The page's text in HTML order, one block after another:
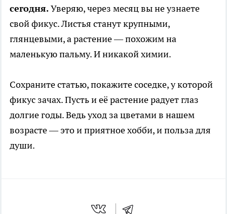
сегодня.Уверяю, через месяц вы не узнаете
свой фикус. Листья станут крупными,
глянцевыми, а растение — похожим на
маленькую пальму. И никакой химии.
Сохраните статью, покажите соседке, у которой
фикус зачах. Пусть и её растение радует глаз
долгие годы. Ведь уход за цветами в нашем
возрасте — это и приятное хобби, и польза для
души.